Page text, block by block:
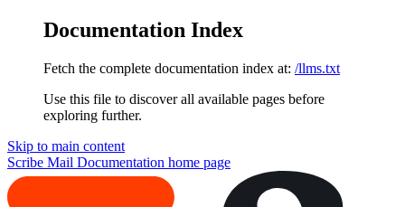
Documentation Index
Fetch the complete documentation index at: /llms.txt
Use this file to discover all available pages before
exploring further.
Skip to main content
Scribe Mail Documentation home page